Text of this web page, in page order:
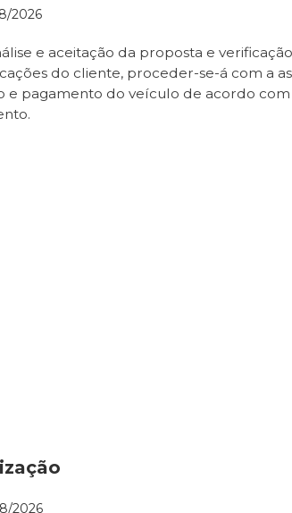
2026
e aceitação da proposta e
do cliente, proceder-se-á com a
e pagamento do veículo de acordo com
2026